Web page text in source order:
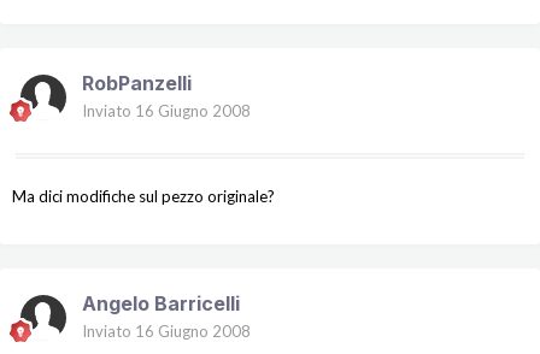
RobPanzelli
Inviato 16 Giugno 2008
Ma dici modifiche sul pezzo originale?
Angelo Barricelli
Inviato 16 Giugno 2008